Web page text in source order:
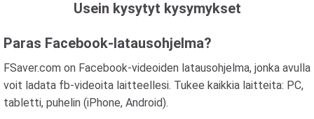
Usein kysytyt kysymykset
Paras Facebook-latausohjelma?
FSaver.com on Facebook-videoiden latausohjelma, jonka avulla
voit ladata fb-videoita laitteellesi. Tukee kaikkia laitteita: PC,
tabletti, puhelin (iPhone, Android).